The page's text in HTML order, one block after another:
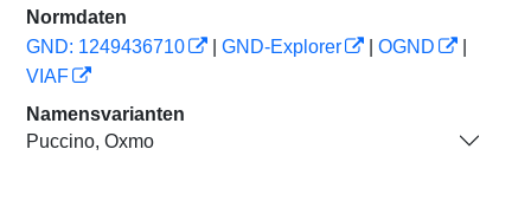
Normdaten
GND: 1249436710
GND-Explorer OGND
VIAF
Namensvarianten
Puccino, Oxmo